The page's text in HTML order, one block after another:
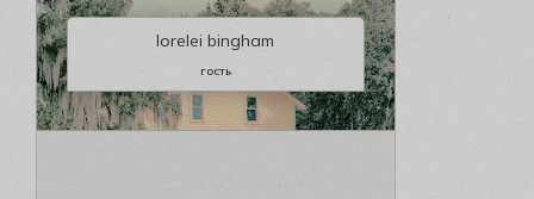
lorelei bingham
гость